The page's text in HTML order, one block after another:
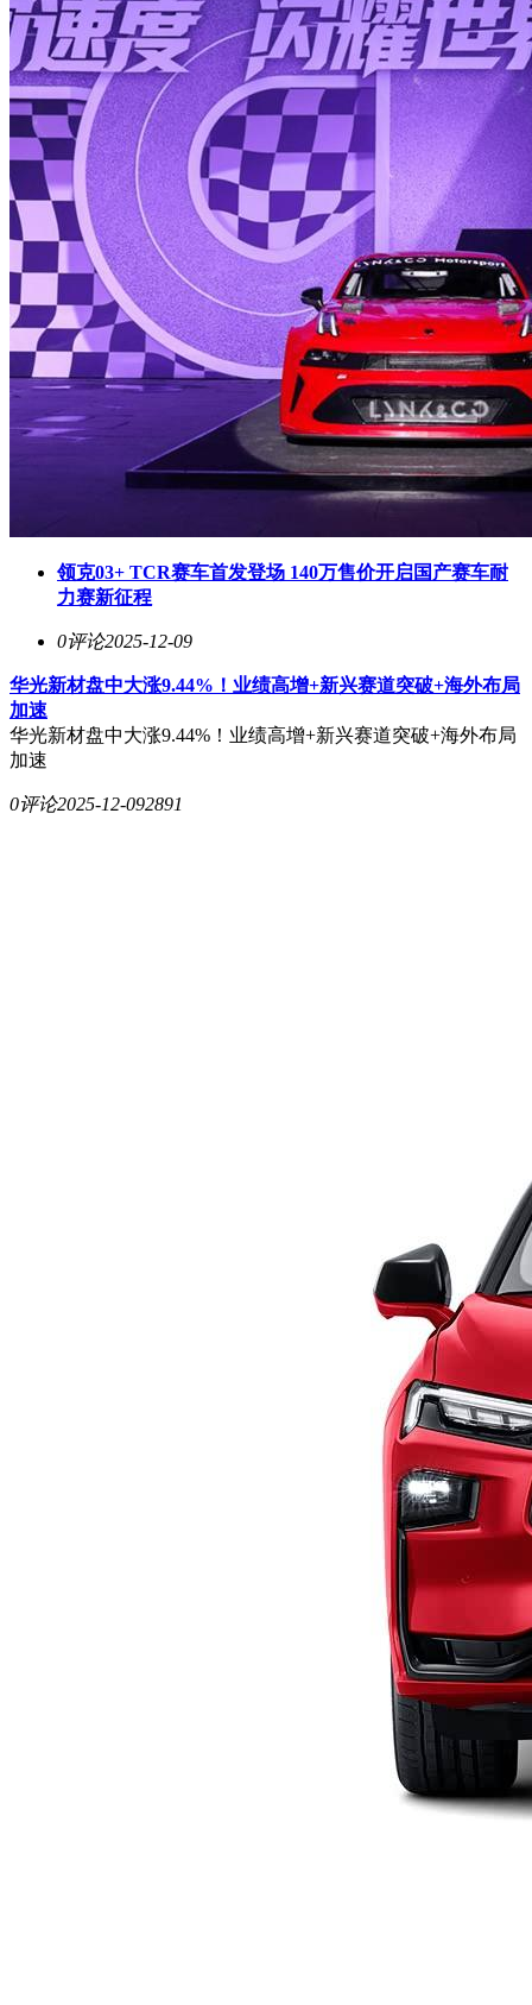
领克03+ TCR赛车首发登场 140万售价开启国产赛车耐
力赛新征程
0评论2025-12-09
华光新材盘中大涨9.44%！业绩高增+新兴赛道突破+海外布局
加速
华光新材盘中大涨9.44%！业绩高增+新兴赛道突破+海外布局
加速
0评论2025-12-092891